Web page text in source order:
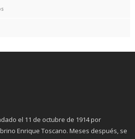
el 11 de octubre de 1914 por
Enrique Toscano. Meses después, se